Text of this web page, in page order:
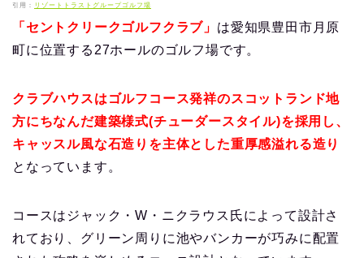
引用： リゾートトラストグループゴルフ場
「セントクリークゴルフクラブ」 は愛知県豊田市月原
町に位置する27ホールのゴルフ場です。
クラブハウスはゴルフコース発祥のスコットランド地
方にちなんだ建築様式(チューダースタイル)を採用し、
キャッスル風な石造りを主体とした重厚感溢れる造り
となっています。
コースはジャック・W・ニクラウス氏によって設計さ
れており、グリーン周りに池やバンカーが巧みに配置